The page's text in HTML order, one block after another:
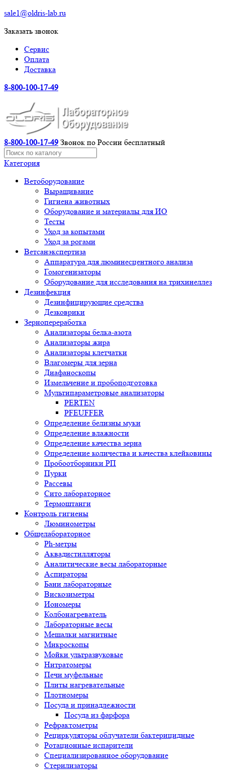
sale1@oldris-lab.ru
Заказать звонок
Сервис
Оплата
Доставка
8-800-100-17-49
8-800-100-17-49 Звонок по России бесплатный
Категория
Ветоборудование
Выращивание
Гигиена животных
Оборудование и материалы для ИО
Тесты
Уход за копытами
Уход за рогами
Ветсанэкспертиза
Аппаратура для люминесцентного анализа
Гомогенизаторы
Оборудование для исследования на трихинеллез
Дезинфекция
Дезинфицирующие средства
Дезковрики
Зернопереработка
Анализаторы белка-азота
Анализаторы жира
Анализаторы клетчатки
Влагомеры для зерна
Диафаноскопы
Измельчение и пробоподготовка
Мультипараметровые анализаторы
PERTEN
PFEUFFER
Определение белизны муки
Определение влажности
Определение качества зерна
Определение количества и качества клейковины
Пробоотборники РП
Пурки
Рассевы
Сито лабораторное
Термоштанги
Контроль гигиены
Люминометры
Общелабораторное
Ph-метры
Аквадистилляторы
Аналитические весы лабораторные
Аспираторы
Бани лабораторные
Вискозиметры
Иономеры
Колбонагреватель
Лабораторные весы
Мешалки магнитные
Микроскопы
Мойки ультразвуковые
Нитратомеры
Печи муфельные
Плиты нагревательные
Плотномеры
Посуда и принадлежности
Посуда из фарфора
Рефрактометры
Рециркуляторы облучатели бактерицидные
Ротационные испарители
Специализированное оборудование
Стерилизаторы